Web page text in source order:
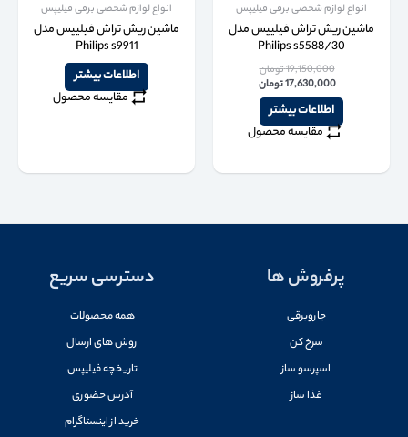
انواع لوازم شخصی برقی فیلیپس
ماشین ریش تراش فیلیپس مدل
Philips s5588/30
19,150,000تومان
17,630,000تومان
اطلاعات بیشتر
مقایسه محصول
انواع لوازم شخصی برقی فیلیپس
ماشین ریش تراش فیلیپس مدل
Philips s9911
اطلاعات بیشتر
مقایسه محصول
پرفروش ها
جاروبرقی
سرخ کن
اسپرسو ساز
غذا ساز
دسترسی سریع
همه محصولات
روش های ارسال
تاریخچه فیلیپس
آدرس حضوری
خرید از اینستاگرام